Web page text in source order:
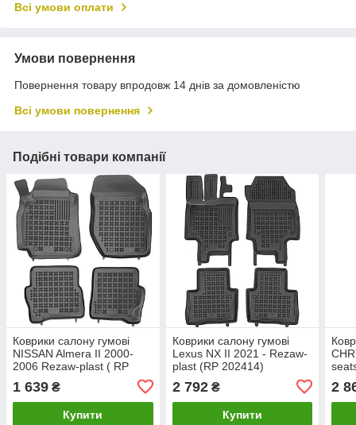
Всі умови оплати
Умови повернення
Повернення товару впродовж 14 днів за домовленістю
Всі умови повернення
Подібні товари компанії
Коврики салону гумові
NISSAN Almera II 2000-
2006 Rezaw-plast ( RP
1 639 ₴
Купити
Коврики салону гумові
Lexus NX II 2021 - Rezaw-
plast (RP 202414)
2 792₴
Купити
2